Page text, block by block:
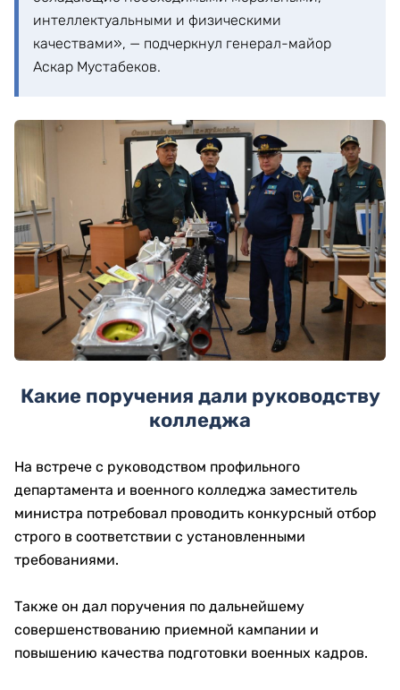
интеллектуальными и физическими
качествами», — подчеркнул генерал-майор
Аскар Мустабеков.
Какие поручения дали руководству
колледжа
На встрече с руководством профильного
департамента и военного колледжа заместитель
министра потребовал проводить конкурсный отбор
строго в соответствии с установленными
требованиями.
Также он дал поручения по дальнейшему
совершенствованию приемной кампании и
повышению качества подготовки военных кадров.